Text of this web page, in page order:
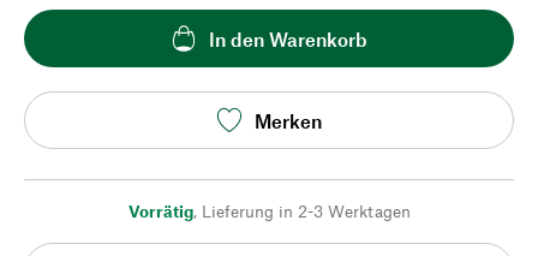
In den Warenkorb
Merken
Vorrätig, Lieferung in 2-3 Werktagen